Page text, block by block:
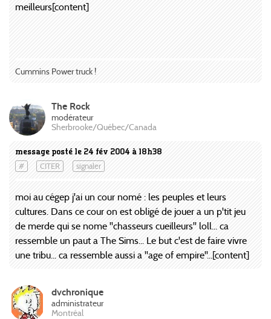
meilleurs[content]
Cummins Power truck !
message posté le 24 fév 2004 à 18h38
# CITER signaler
The Rock
modérateur
Sherbrooke/Québec/Canada
moi au cégep j'ai un cour nomé : les peuples et leurs
cultures. Dans ce cour on est obligé de jouer a un p'tit jeu
de merde qui se nome ''chasseurs cueilleurs'' loll... ca
ressemble un paut a The Sims... Le but c'est de faire vivre
une tribu... ca ressemble aussi a ''age of empire''...[content]
dvchronique
administrateur
Montréal